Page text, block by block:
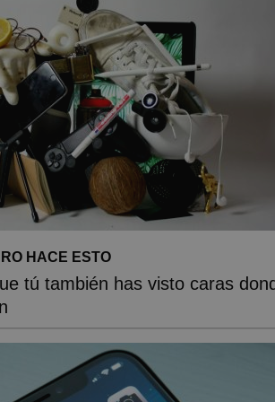
HACE ESTO
tú también has visto caras